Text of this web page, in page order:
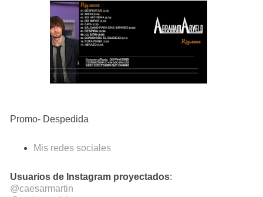
Promo- Despedida
Mis redes sociales
Usuarios de Instagram proyectados:
@caesarmartin